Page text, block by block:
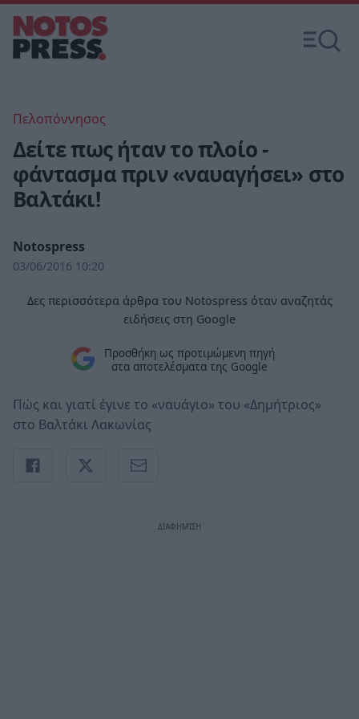
Πελοπόννησος
Δείτε πως ήταν το πλοίο -
φάντασμα πριν «ναυαγήσει» στο
Βαλτάκι!
Notospress
03/06/2016 10:20
Δες περισσότερα άρθρα του Notospress όταν αναζητάς
ειδήσεις στη Google
Προσθήκη ως προτιμώμενη πηγή
στα αποτελέσματα της Google
Πώς και γιατί έγινε το «ναυάγιο» του «Δημήτριος»
στο Βαλτάκι Λακωνίας